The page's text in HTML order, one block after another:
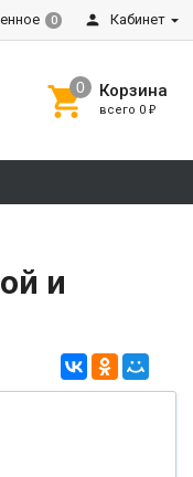
0 Кабинет
Корзина
всего 0 ₽
и